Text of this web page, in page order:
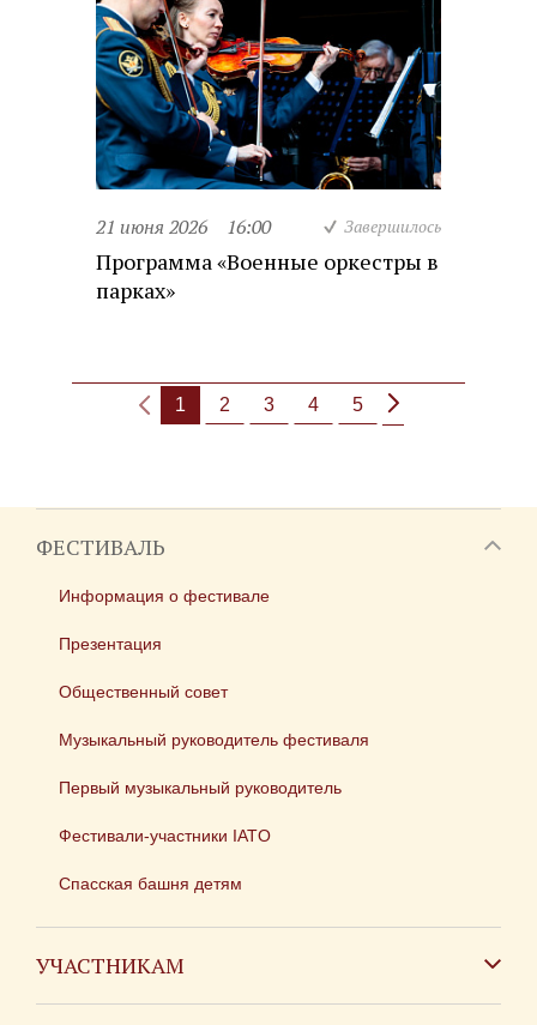
21 июня 2026 16:00 Завершилось
Программа «Военные оркестры в
парках»
1 2 3 4 5
ФЕСТИВАЛЬ
Информация о фестивале
Презентация
Общественный совет
Музыкальный руководитель фестиваля
Первый музыкальный руководитель
Фестивали-участники IATO
Спасская башня детям
УЧАСТНИКАМ